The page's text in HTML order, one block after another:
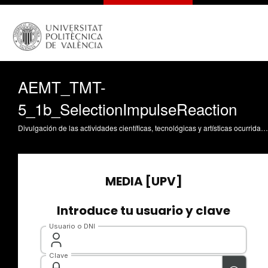
AEMT_TMT-
5_1b_SelectionImpulseReaction
Divulgación de las actividades científicas, tecnológicas y artísticas ocurridas en los tres campus de la UPV